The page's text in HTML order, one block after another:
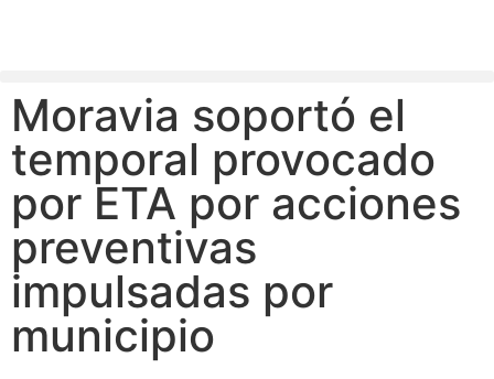
Moravia soportó el
temporal provocado
por ETA por acciones
preventivas
impulsadas por
municipio